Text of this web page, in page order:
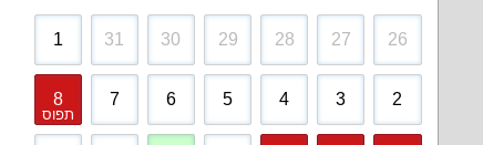
26
27
28
29
30
31
1
2
3
4
5
6
7
8
תפוס